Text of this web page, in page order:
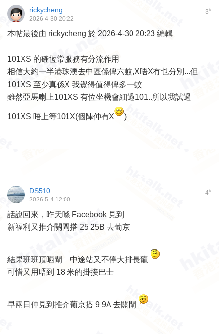
3#
rickycheng
2026-4-30 20:22
本帖最後由 rickycheng 於 2026-4-30 20:23 編輯
101XS 的確恆常服務有分流作用
相信大約一半港珠澳去中區係俾六蚊,X唔X冇乜分別...但
101XS 至少真係X 我覺得值得俾多一蚊
雖然亞馬喇上101XS 有位坐機會細過101..所以我試過
101XS 唔上等101X(個陣仲有X )
4#
DS510
2026-5-4 12:00
話說回來，昨天喺 Facebook 見到
新福利又推介關閘搭 25 25B 去葡京
結果班班頂晒閘，中途站又不停大排長龍
可惜又用唔到 18 米的掛接巴士
早兩日仲見到推介葡京搭 9 9A 去關閘